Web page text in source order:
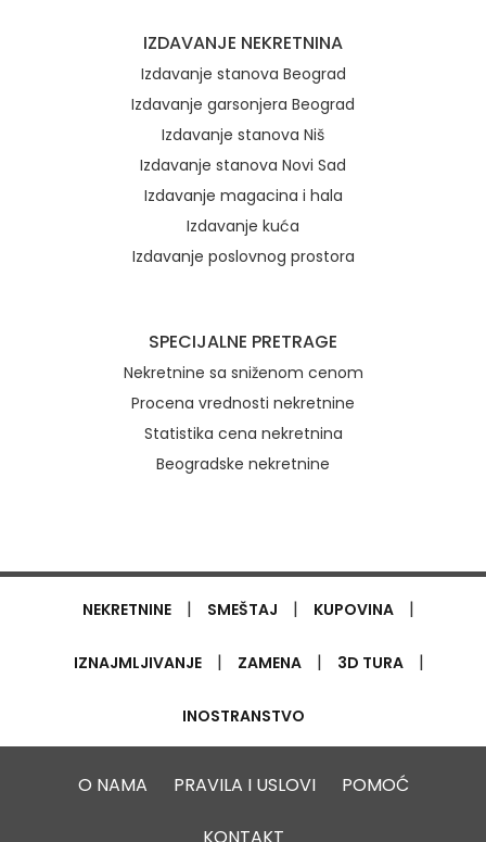
IZDAVANJE NEKRETNINA
Izdavanje stanova Beograd
Izdavanje garsonjera Beograd
Izdavanje stanova Niš
Izdavanje stanova Novi Sad
Izdavanje magacina i hala
Izdavanje kuća
Izdavanje poslovnog prostora
SPECIJALNE PRETRAGE
Nekretnine sa sniženom cenom
Procena vrednosti nekretnine
Statistika cena nekretnina
Beogradske nekretnine
NEKRETNINE | SMEŠTAJ | KUPOVINA |
IZNAJMLJIVANJE | ZAMENA | 3D TURA |
INOSTRANSTVO
O NAMA PRAVILA I USLOVI POMOĆ